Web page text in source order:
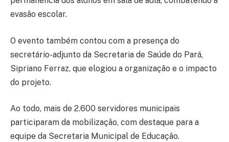
evasão escolar.
O evento também contou com a presença do
secretário-adjunto da Secretaria de Saúde do Pará,
Sipriano Ferraz, que elogiou a organização e o impacto
do projeto.
Ao todo, mais de 2.600 servidores municipais
participaram da mobilização, com destaque para a
equipe da Secretaria Municipal de Educação.